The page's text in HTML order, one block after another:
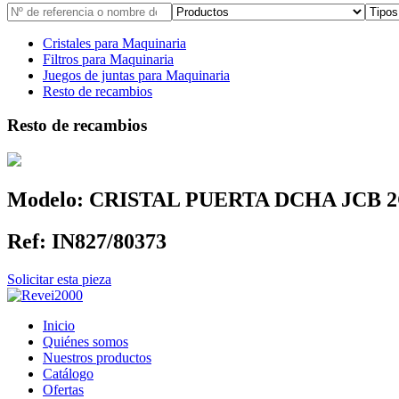
Cristales para Maquinaria
Filtros para Maquinaria
Juegos de juntas para Maquinaria
Resto de recambios
Resto de recambios
Modelo: CRISTAL PUERTA DCHA JCB
Ref: IN827/80373
Solicitar esta pieza
Inicio
Quiénes somos
Nuestros productos
Catálogo
Ofertas